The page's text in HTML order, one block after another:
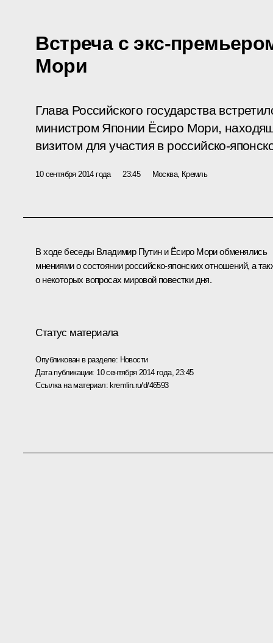
Встреча с экс-
Мори
Глава Российского государства
министром Японии Ёсиро Мори,
визитом для участия в российско-
10 сентября 2014 года 23:45 Москва, Кремль
В ходе беседы Владимир Путин и Ёсиро Мори обменялись
мнениями о состоянии российско-японских отношений, а
о некоторых вопросах мировой повестки дня.
Статус материала
Опубликован в разделе: Новости
Дата публикации: 10 сентября 2014 года, 23:45
Ссылка на материал: kremlin.ru/d/46593